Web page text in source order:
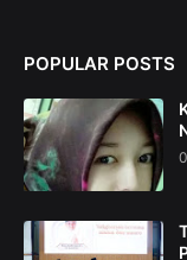
POPULAR POSTS